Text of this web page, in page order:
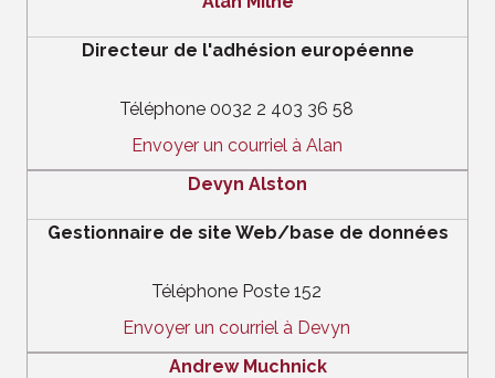
Directeur de l'adhésion européenne
Téléphone 0032 2 403 36 58
Envoyer un courriel à Alan
Devyn Alston
Gestionnaire de site Web/base de données
Téléphone Poste 152
Envoyer un courriel à Devyn
Andrew Muchnick